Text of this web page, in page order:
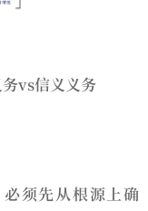
vs信义义务
须先从根源上确